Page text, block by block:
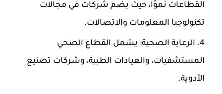
القطاعات نموًا، حيث يضم شركات في مجالات
تكنولوجيا المعلومات والاتصالات.
الرعاية الصحية: يشمل القطاع الصحي
المستشفيات، والعيادات الطبية، وشركات تصنيع
الأدوية.